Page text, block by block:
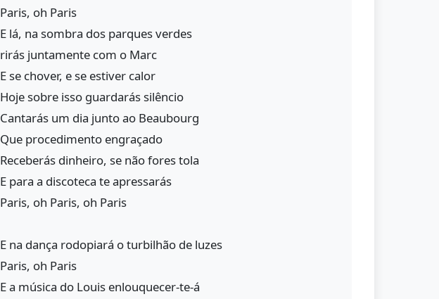
Paris, oh Paris
E lá, na sombra dos parques verdes
rirás juntamente com o Marc
E se chover, e se estiver calor
Hoje sobre isso guardarás silêncio
Cantarás um dia junto ao Beaubourg
Que procedimento engraçado
Receberás dinheiro, se não fores tola
E para a discoteca te apressarás
Paris, oh Paris, oh Paris
E na dança rodopiará o turbilhão de luzes
Paris, oh Paris
E a música do Louis enlouquecer-te-á